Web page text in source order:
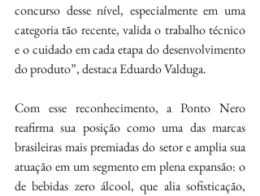
concurso desse nível, especialmente em uma
categoria tão recente, valida o trabalho técnico
e o cuidado em cada etapa do desenvolvimento
do produto”, destaca Eduardo Valduga.
Com esse reconhecimento, a Ponto Nero
reafirma sua posição como uma das marcas
brasileiras mais premiadas do setor e amplia sua
atuação em um segmento em plena expansão: o
de bebidas zero álcool, que alia sofisticação,